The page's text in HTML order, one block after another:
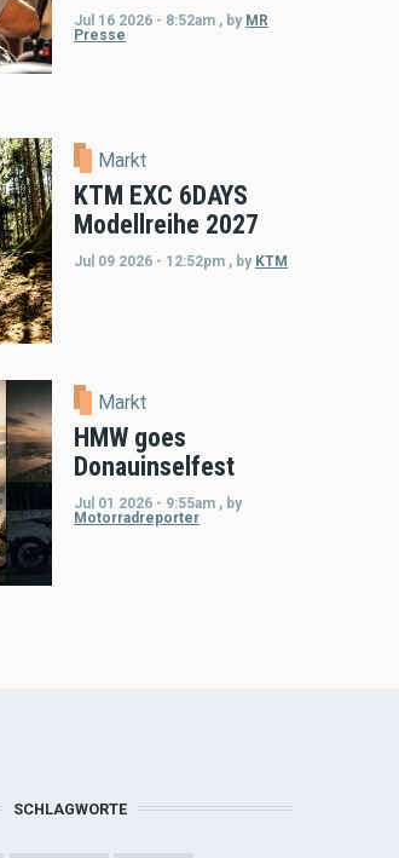
Jul 16 2026 - 8:52am , by MR
Presse
Markt
KTM EXC 6DAYS
Modellreihe 2027
Jul 09 2026 - 12:52pm , by KTM
Markt
HMW goes
Donauinselfest
Jul 01 2026 - 9:55am , by
Motorradreporter
SCHLAGWORTE